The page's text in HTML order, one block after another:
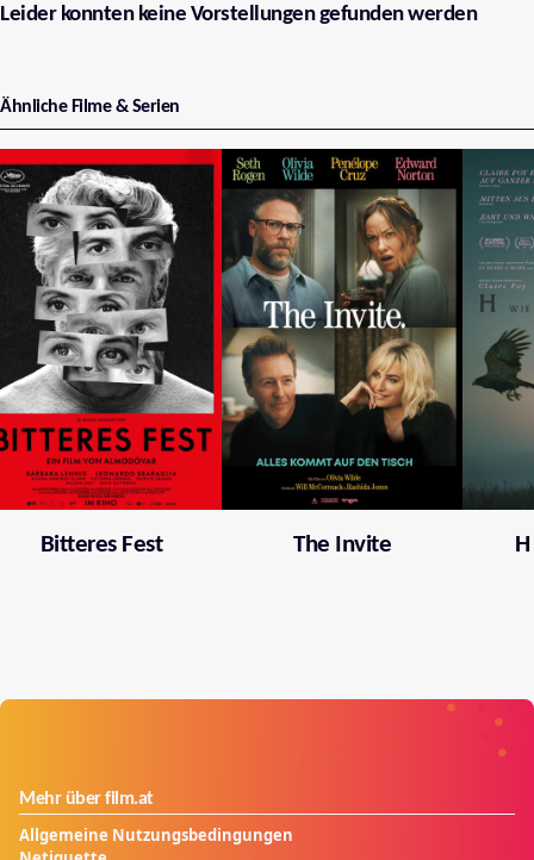
Leider konnten keine Vorstellungen gefunden werden
Ähnliche Filme & Serien
Bitteres Fest The Invite
Mehr über film.at
Allgemeine Nutzungsbedingungen